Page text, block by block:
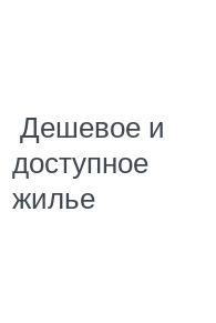
Дешевое и
доступное
жилье